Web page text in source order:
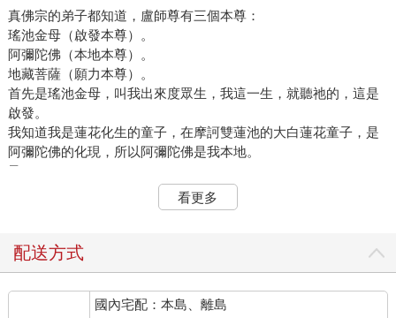
真佛宗的弟子都知道，盧師尊有三個本尊：
瑤池金母（啟發本尊）。
阿彌陀佛（本地本尊）。
地藏菩薩（願力本尊）。
首先是瑤池金母，叫我出來度眾生，我這一生，就聽祂的，這是
啟發。
我知道我是蓮花化生的童子，在摩訶雙蓮池的大白蓮花童子，是
阿彌陀佛的化現，所以阿彌陀佛是我本地。
又，
我發願如地藏菩薩，地獄不空，誓不成佛。所以地藏菩薩是我本
有一條歌，其中一小段：
想祢時，祢在眼前。
想祢時，祢在腦海。
看更多
配送方式
國內宅配：本島、離島